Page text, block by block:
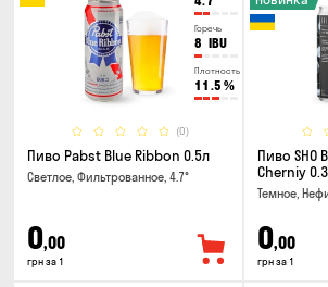
Горечь
8 IBU
Плотность
11.5 %
(0)
Пиво Pabst Blue Ribbon 0.5л
Светлое, Фильтрованное, 4.7°
0,00
грн за 1
Пиво SHO
Cherniy
Темное,
0,00
грн за 1